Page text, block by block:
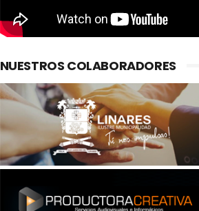
NUESTROS COLABORADORES